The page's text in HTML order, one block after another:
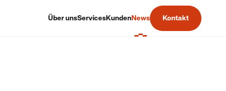
Über unsServicesKundenNews Kontakt